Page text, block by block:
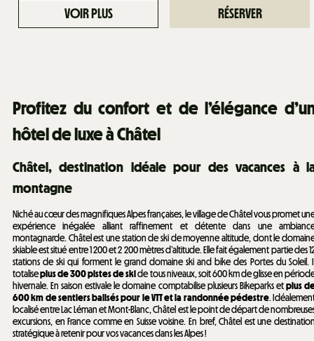
VOIR PLUS RÉSERVER
Profitez du confort et de l’élégance
hôtel de luxe à Châtel
Châtel, destination idéale pour des vacances à
montagne
Niché au cœur des magnifiques Alpes françaises, le village de Châtel vous promet
expérience inégalée alliant raffinement et détente dans une
montagnarde. Châtel est une station de ski de moyenne altitude, dont le
skiable est situé entre 1 200 et 2 200 mètres d’altitude. Elle fait également partie des
stations de ski qui forment le grand domaine ski and bike des Portes du Soleil.
totaliseplus de 300 pistes de skide tous niveaux, soit 600 km de glisse en
hivernale. En saison estivale le domaine comptabilise plusieurs Bikeparks etplus
600 km de sentiers balisés pour le VTT et la randonnée pédestre.
localisé entre Lac Léman et Mont-Blanc, Châtel est le point de départ de
excursions, en France comme en Suisse voisine. En bref, Châtel est une
stratégique à retenir pour vos vacances dans les Alpes !